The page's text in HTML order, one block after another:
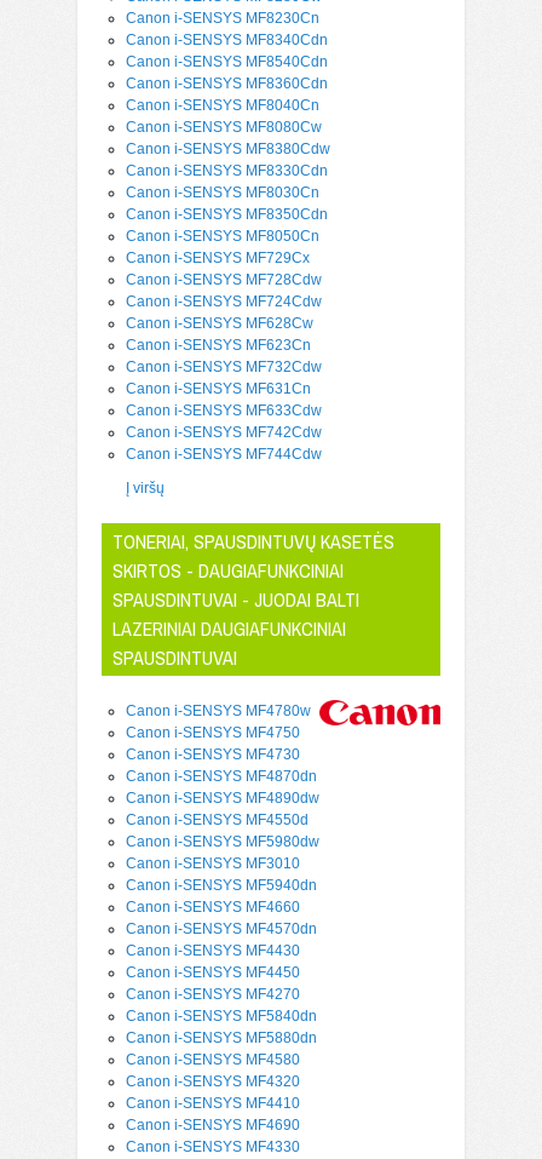
Canon i-SENSYS MF8230Cn
Canon i-SENSYS MF8340Cdn
Canon i-SENSYS MF8540Cdn
Canon i-SENSYS MF8360Cdn
Canon i-SENSYS MF8040Cn
Canon i-SENSYS MF8080Cw
Canon i-SENSYS MF8380Cdw
Canon i-SENSYS MF8330Cdn
Canon i-SENSYS MF8030Cn
Canon i-SENSYS MF8350Cdn
Canon i-SENSYS MF8050Cn
Canon i-SENSYS MF729Cx
Canon i-SENSYS MF728Cdw
Canon i-SENSYS MF724Cdw
Canon i-SENSYS MF628Cw
Canon i-SENSYS MF623Cn
Canon i-SENSYS MF732Cdw
Canon i-SENSYS MF631Cn
Canon i-SENSYS MF633Cdw
Canon i-SENSYS MF742Cdw
Canon i-SENSYS MF744Cdw
Į viršų
TONERIAI, SPAUSDINTUVŲ KASETĖS
SKIRTOS - DAUGIAFUNKCINIAI
SPAUSDINTUVAI - JUODAI BALTI
LAZERINIAI DAUGIAFUNKCINIAI
SPAUSDINTUVAI
Canon i-SENSYS MF4780w
Canon i-SENSYS MF4750
Canon i-SENSYS MF4730
Canon i-SENSYS MF4870dn
Canon i-SENSYS MF4890dw
Canon i-SENSYS MF4550d
Canon i-SENSYS MF5980dw
Canon i-SENSYS MF3010
Canon i-SENSYS MF5940dn
Canon i-SENSYS MF4660
Canon i-SENSYS MF4570dn
Canon i-SENSYS MF4430
Canon i-SENSYS MF4450
Canon i-SENSYS MF4270
Canon i-SENSYS MF5840dn
Canon i-SENSYS MF5880dn
Canon i-SENSYS MF4580
Canon i-SENSYS MF4320
Canon i-SENSYS MF4410
Canon i-SENSYS MF4690
Canon i-SENSYS MF4330